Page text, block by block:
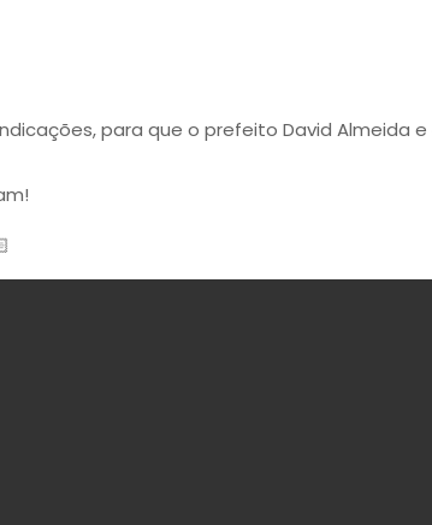
para que o prefeito David Almeida